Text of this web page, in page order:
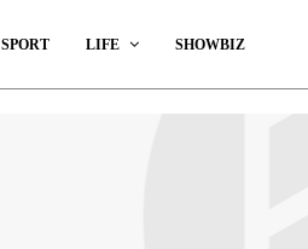
SPORT LIFE SHOWBIZ